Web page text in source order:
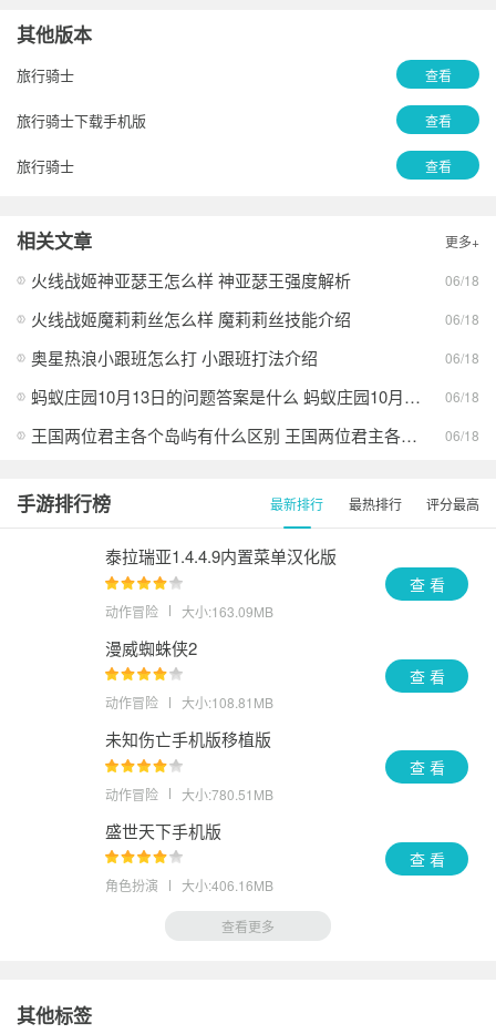
其他版本
旅行骑士 查看
旅行骑士下载手机版 查看
旅行骑士 查看
相关文章 更多+
火线战姬神亚瑟王怎么样 神亚瑟王强度解析 06/18
火线战姬魔莉莉丝怎么样 魔莉莉丝技能介绍 06/18
奥星热浪小跟班怎么打 小跟班打法介绍 06/18
蚂蚁庄园10月13日的问题答案是什么 蚂蚁庄园10月13日答案最新分享 06/18
王国两位君主各个岛屿有什么区别 王国两位君主各个岛屿的异同 06/18
手游排行榜 最新排行 最热排行 评分最高
泰拉瑞亚1.4.4.9内置菜单汉化版
动作冒险 大小:163.09MB
查 看
漫威蜘蛛侠2
动作冒险 大小:108.81MB
查 看
未知伤亡手机版移植版
动作冒险 大小:780.51MB
查 看
盛世天下手机版
角色扮演 大小:406.16MB
查 看
查看更多
其他标签